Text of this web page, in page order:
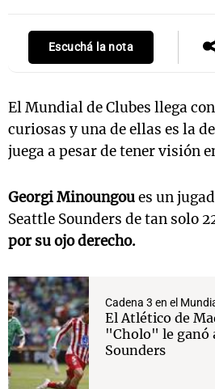
Escuchá la nota
El Mundial de Clubes llega
curiosas y una de ellas es la
juega a pesar de tener visión
Georgi Minoungoues un
Seattle Sounders de tan solo
por su ojo derecho.
Cadena 3 en el
El Atlético de
"Cholo" le ganó
Sounders
Notas
Mundial 2026